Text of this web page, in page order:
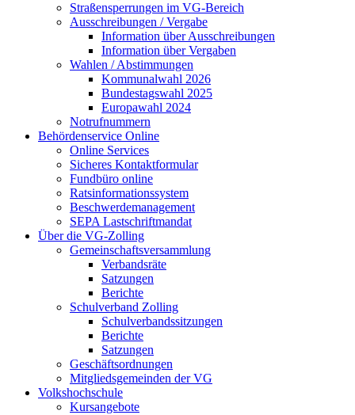
Straßensperrungen im VG-Bereich
Ausschreibungen / Vergabe
Information über Ausschreibungen
Information über Vergaben
Wahlen / Abstimmungen
Kommunalwahl 2026
Bundestagswahl 2025
Europawahl 2024
Notrufnummern
Behördenservice Online
Online Services
Sicheres Kontaktformular
Fundbüro online
Ratsinformationssystem
Beschwerdemanagement
SEPA Lastschriftmandat
Über die VG-Zolling
Gemeinschaftsversammlung
Verbandsräte
Satzungen
Berichte
Schulverband Zolling
Schulverbandssitzungen
Berichte
Satzungen
Geschäftsordnungen
Mitgliedsgemeinden der VG
Volkshochschule
Kursangebote